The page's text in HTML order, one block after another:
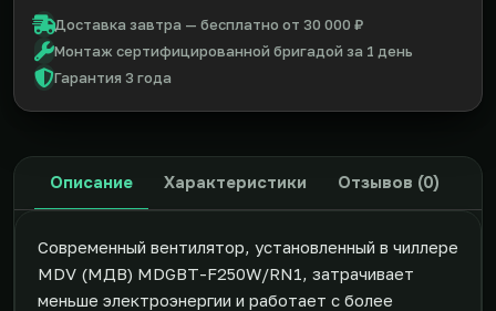
Доставка завтра — бесплатно от 30 000 ₽
Монтаж сертифицированной бригадой за 1 день
Гарантия 3 года
Описание Характеристики Отзывов (0)
Современный вентилятор, установленный в чиллере
MDV (МДВ) MDGBT-F250W/RN1, затрачивает
меньше электроэнергии и работает с более